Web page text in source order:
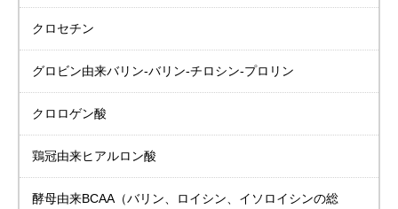
クロセチン
グロビン由来バリン-バリン-チロシン-プロリン
クロロゲン酸
鶏冠由来ヒアルロン酸
酵母由来BCAA（バリン、ロイシン、イソロイシンの総